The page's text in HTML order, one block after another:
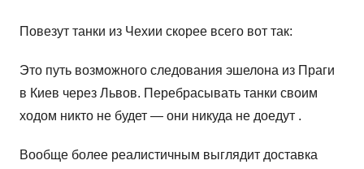
Повезут танки из Чехии скорее всего вот так:
Это путь возможного следования эшелона из Праги
в Киев через Львов. Перебрасывать танки своим
ходом никто не будет — они никуда не доедут .
Вообще более реалистичным выглядит доставка